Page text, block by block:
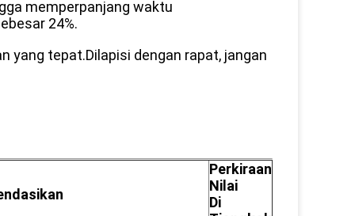
memperpanjang waktu
24%.
yang tepat.Dilapisi dengan rapat, jangan
Perkiraan
Nilai
Di